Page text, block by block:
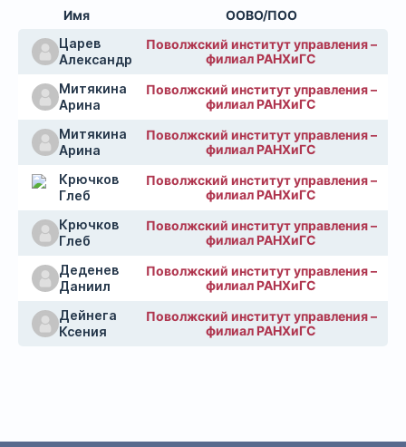
Имя
ООВО/ПОО
Царев
Александр
Поволжский институт управления –
филиал РАНХиГС
Митякина
Арина
Поволжский институт управления –
филиал РАНХиГС
Митякина
Арина
Поволжский институт управления –
филиал РАНХиГС
Крючков
Глеб
Поволжский институт управления –
филиал РАНХиГС
Крючков
Глеб
Поволжский институт управления –
филиал РАНХиГС
Деденев
Даниил
Поволжский институт управления –
филиал РАНХиГС
Дейнега
Ксения
Поволжский институт управления –
филиал РАНХиГС